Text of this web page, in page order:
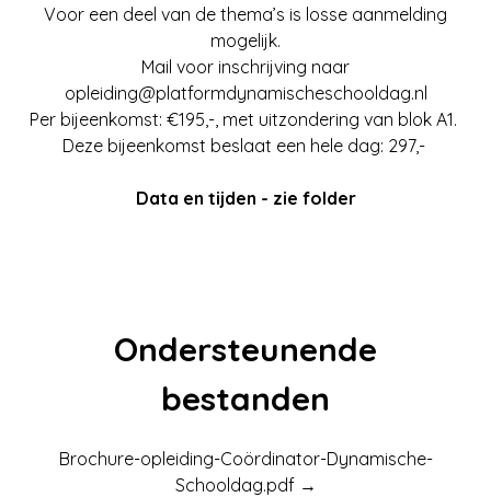
Voor een deel van de thema’s is losse aanmelding
mogelijk.
Mail voor inschrijving naar
opleiding@platformdynamischeschooldag.nl
Per bijeenkomst: €195,-, met uitzondering van blok A1.
Deze bijeenkomst beslaat een hele dag: 297,-
Data en tijden - zie folder
Ondersteunende
bestanden
Brochure-opleiding-Coördinator-Dynamische-
Schooldag.pdf →